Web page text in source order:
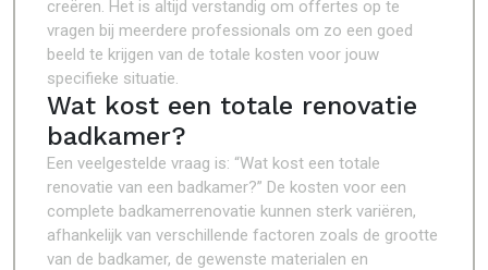
creëren. Het is altijd verstandig om offertes op te
vragen bij meerdere professionals om zo een goed
beeld te krijgen van de totale kosten voor jouw
specifieke situatie.
Wat kost een totale renovatie
badkamer?
Een veelgestelde vraag is: “Wat kost een totale
renovatie van een badkamer?” De kosten voor een
complete badkamerrenovatie kunnen sterk variëren,
afhankelijk van verschillende factoren zoals de grootte
van de badkamer, de gewenste materialen en